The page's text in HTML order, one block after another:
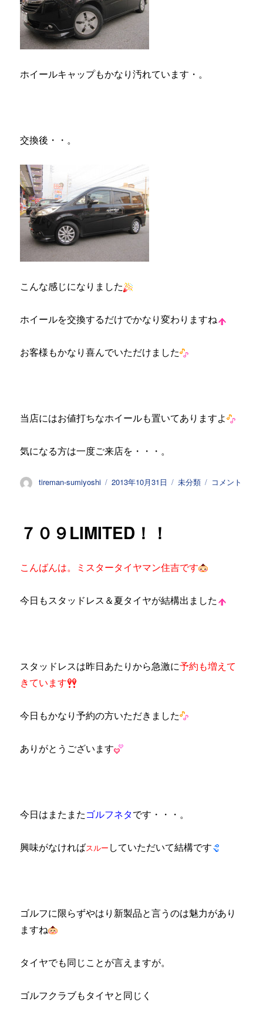
ホイールキャップもかなり汚れています・。
交換後・・。
こんな感じになりました
ホイールを交換するだけでかなり変わりますね
お客様もかなり喜んでいただけました
当店にはお値打ちなホイールも置いてありますよ
気になる方は一度ご来店を・・・。
投
tireman-sumiyoshi
投
2013年10月31日
カ
未分類
ホ
コメント
７０９LIMITED！！
こんばんは。ミスタータイヤマン住吉です
今日もスタッドレス＆夏タイヤが結構出ました
スタッドレスは昨日あたりから急激に予約も増えて
きています
今日もかなり予約の方いただきました
ありがとうございます
今日はまたまた ゴルフネタです・・・。
興味がなければスルー していただいて結構です
ゴルフに限らずやはり新製品と言うのは魅力があり
ますね
タイヤでも同じことが言えますが。
ゴルフクラブもタイヤと同じく